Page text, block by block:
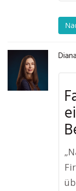
Diana